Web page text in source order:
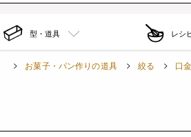
型・道具 レシ
お菓子・パン作りの道具 絞る 口